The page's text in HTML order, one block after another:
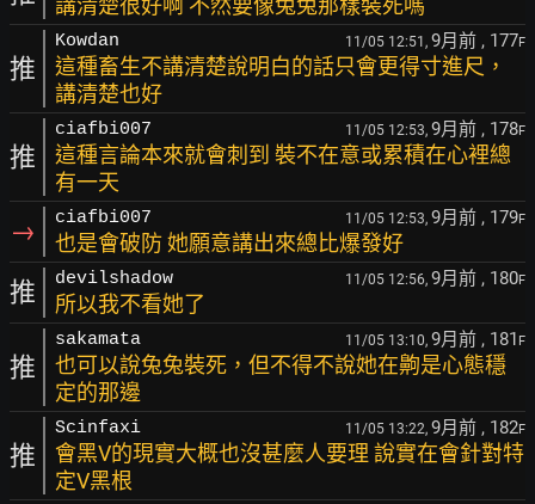
講清楚很好啊 不然要像兔兔那樣裝死嗎
推
Kowdan 11/05 12:51, 9月前 , 177F
這種畜生不講清楚說明白的話只會更得寸進尺，
講清楚也好
推
ciafbi007 11/05 12:53, 9月前 , 178F
這種言論本來就會刺到 裝不在意或累積在心裡總
有一天
→ ciafbi007 11/05 12:53, 9月前 , 179F
也是會破防 她願意講出來總比爆發好
推 devilshadow 11/05 12:56, 9月前 , 180F
所以我不看她了
推
sakamata 11/05 13:10, 9月前 , 181 F
也可以說兔兔裝死，但不得不說她在齁是心態穩
定的那邊
推
Scinfaxi 11/05 13:22, 9月前 , 182F
會黑V的現實大概也沒甚麼人要理 說實在會針對特
定V黑根